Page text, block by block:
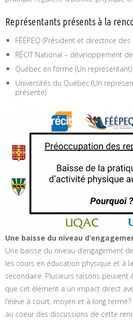
Représentants présents à la
FÉÉPEQ (Président et directrice
RÉCIT National – développement
Québec en forme (Un représentant)
Universités du Québec (Un
présente)
Une baisse du niveau
Une baisse du niveau d’engagement
les cours en éducation physique et à
secondaire. Plusieurs raisons peuvent
que cet élément a un impact direct
l’élève à court, moyen et à long
au coeur des discussions de cette